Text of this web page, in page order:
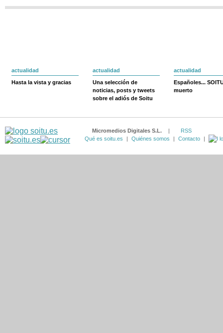
actualidad
Hasta la vista y gracias
actualidad
Una selección de
noticias, posts y tweets
sobre el adiós de Soitu
actualidad
Españoles...
muerto
Micromedios Digitales S.L. |
RSS
Qué es soitu.es
| Quiénes somos | Contacto |